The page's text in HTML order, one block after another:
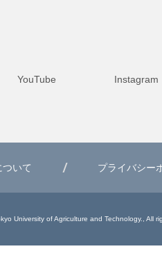
YouTube Instagram
いて プライバシー
University of Agriculture and Technology., All